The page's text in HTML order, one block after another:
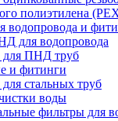
полиэтилена
и
для водопровода
ПНД труб
и фитинги
стальных труб
воды
фильтры для